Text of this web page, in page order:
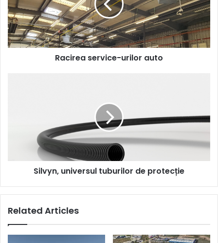
Racirea service-urilor auto
Silvyn, universul tuburilor de protecție
Related Articles